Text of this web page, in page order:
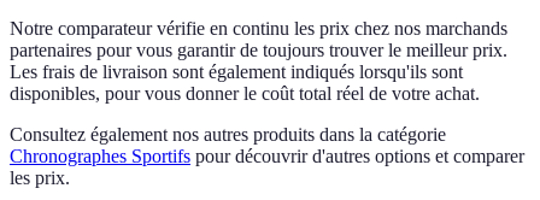
Notre comparateur vérifie en continu les prix chez nos marchands
partenaires pour vous garantir de toujours trouver le meilleur prix.
Les frais de livraison sont également indiqués lorsqu'ils sont
disponibles, pour vous donner le coût total réel de votre achat.
Consultez également nos autres produits dans la catégorie
Chronographes Sportifs pour découvrir d'autres options et comparer
les prix.